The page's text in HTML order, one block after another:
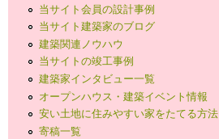
当サイト会員の設計事例
当サイト建築家のブログ
建築関連ノウハウ
当サイトの竣工事例
建築家インタビュー一覧
オープンハウス・建築イベント情報
安い土地に住みやすい家をたてる方法
寄稿一覧